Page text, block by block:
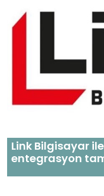
Link Bilgisayar
entegrasyon